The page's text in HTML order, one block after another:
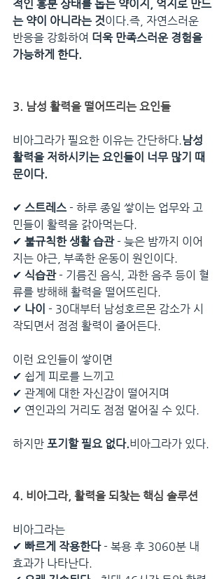
적인 흥분 상태를 돕는 약이지, 억지로 만드
는 약이 아니라는 것이다.즉, 자연스러운
반응을 강화하여 더욱 만족스러운 경험을
가능하게 한다.
3. 남성 활력을 떨어뜨리는 요인들
비아그라가 필요한 이유는 간단하다.남성
활력을 저하시키는 요인들이 너무 많기 때
문이다.
✔ 스트레스 - 하루 종일 쌓이는 업무와 고
민들이 활력을 갉아먹는다.
✔ 불규칙한 생활 습관 - 늦은 밤까지 이어
지는 야근, 부족한 운동이 원인이다.
✔ 식습관 - 기름진 음식, 과한 음주 등이 혈
류를 방해해 활력을 떨어뜨린다.
✔ 나이 - 30대부터 남성호르몬 감소가 시
작되면서 점점 활력이 줄어든다.
이런 요인들이 쌓이면
✔ 쉽게 피로를 느끼고
✔ 관계에 대한 자신감이 떨어지며
✔ 연인과의 거리도 점점 멀어질 수 있다.
하지만 포기할 필요 없다.비아그라가 있다.
4. 비아그라, 활력을 되찾는 핵심 솔루션
비아그라는
✔ 빠르게 작용한다 - 복용 후 3060분 내
효과가 나타난다.